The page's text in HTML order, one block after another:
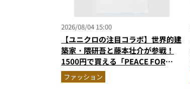
2026/08/04 15:00
【ユニクロの注目コラボ】世界的建
築家・隈研吾と藤本壮介が参戦！
1500円で買える「PEACE FOR
ALL」最新作
ファッション